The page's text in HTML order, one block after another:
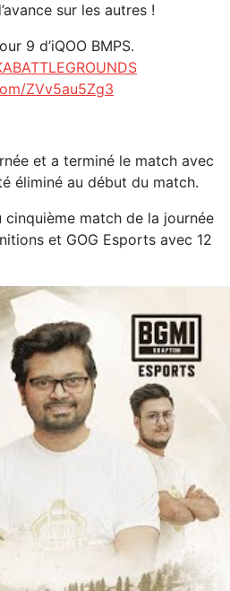
sur les autres !
9 d’iQOO BMPS.
ZVv5au5Zg3
et a terminé le match avec
éliminé au début du match.
cinquième match de la journée
et GOG Esports avec 12